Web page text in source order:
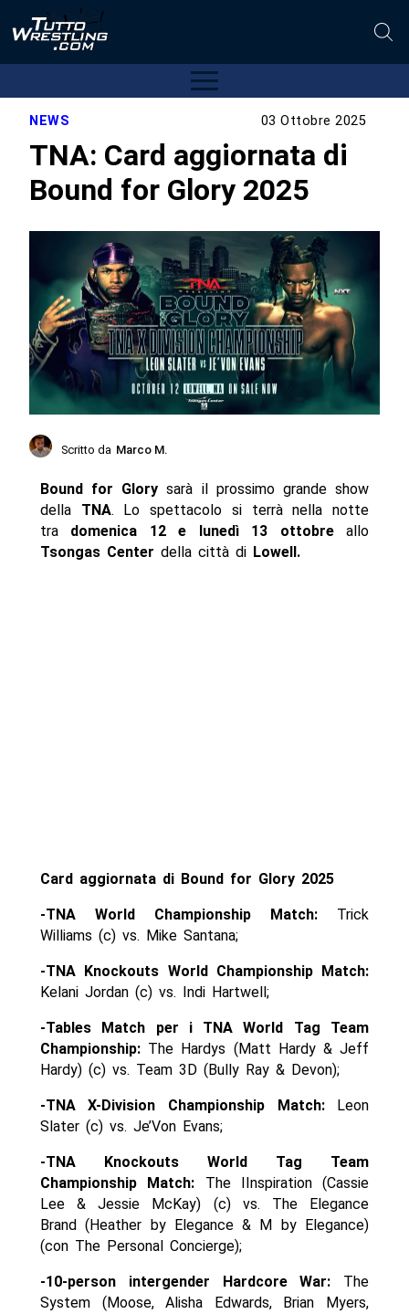
NEWS 03 Ottobre 2025
TNA: Card aggiornata di
Bound for Glory 2025
Scritto da Marco M.
Bound for Glory sarà il prossimo grande show
della TNA. Lo spettacolo si terrà nella notte
tra domenica 12 e lunedì 13 ottobreallo
Tsongas Center della città di Lowell.
Card aggiornata di Bound for Glory 2025
-TNA World Championship Match: Trick
Williams (c) vs. Mike Santana;
-TNA Knockouts World Championship Match:
Kelani Jordan (c) vs. Indi Hartwell;
-Tables Match per i TNA World Tag Team
Championship:The Hardys (Matt Hardy & Jeff
Hardy) (c) vs. Team 3D (Bully Ray & Devon);
-TNA X-Division Championship Match:Leon
Slater (c) vs. Je’Von Evans;
-TNA Knockouts World Tag Team
Championship Match: The IInspiration (Cassie
Lee & Jessie McKay) (c) vs. The Elegance
Brand (Heather by Elegance & M by Elegance)
(con The Personal Concierge);
-10-person intergender Hardcore War: The
System (Moose, Alisha Edwards, Brian Myers,